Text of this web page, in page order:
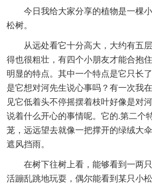
今日我给大家分享的植物是一棵
松树。
从远处看它十分高大，大约有五
得也很粗壮，有四个小朋友才能合抱
明显的特点。其中一个特点是它只长
是它想对河先生说心事吗？有一次我
见它低着头不停摇摆着枝叶好像是对
说着什么开心的事情呢。它的.第二个
茏，远远望去就像一把撑开的绿绒大
遮风挡雨。
在树下往树上看，能够看到一两
活蹦乱跳地玩耍，偶尔能看到某只小